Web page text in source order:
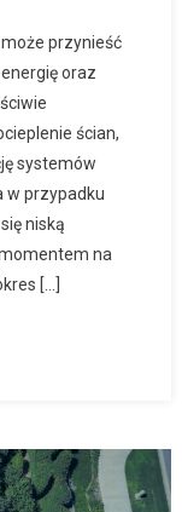
przynieść
oraz
ścian,
systemów
w przypadku
niską
na
[…]